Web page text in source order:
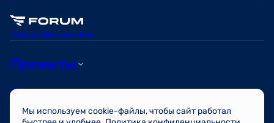
TelegramВконтактеMax
Проекты
Квартиры
О компании
Мы используем cookie-файлы, чтобы сайт работал